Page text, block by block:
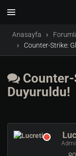
Anasayfa
Counter-Strike:
Duyuruldu!